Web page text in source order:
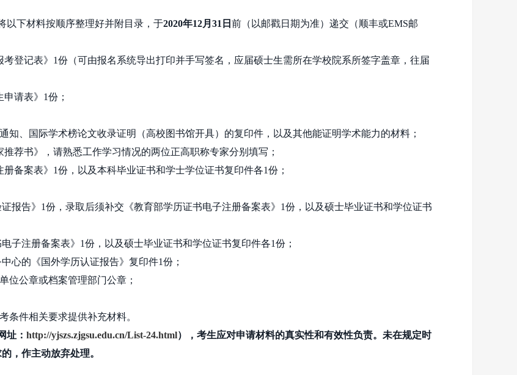
以下材料按顺序整理好并附目录，于2020年12月 31 日 前（以邮戳日期为准）递交（顺丰或EMS邮
登记表》 1份（可由报名系统导出打印并手写签名，应届硕士生需所在学校院系所签字盖章，往届
请表》 1份；
知、国际学术榜论文收录证明（高校图书馆开具）的复印件，以及其他能证明学术能力的材料；
荐书》，请熟悉工作学习情况的两位正高职称专家分别填写；
备案表》 1份，以及本科毕业证书和学士学位证书复印件各1份；
报告》 1份，录取后须补交《教育部学历证书电子注册备案表》 1份，以及硕士毕业证书和学位证书
子注册备案表》 1份，以及硕士毕业证书和学位证书复印件各1份；
心的《国外学历认证报告》复印件1份；
位公章或档案管理部门公章；
条件相关要求提供补充材料。
址：http://yjszs.zjgsu.edu.cn/List-24.html），考生应对申请材料的真实性和有效性负责。未在规定时
，作主动放弃处理。